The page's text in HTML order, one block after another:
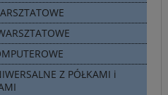
Z PÓŁKAMI i